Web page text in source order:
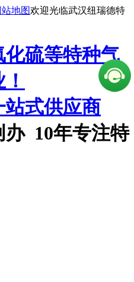
站地图欢迎光临武汉纽瑞德特
站式供应商
办 10年专注特